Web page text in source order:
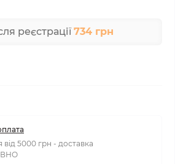
реєстрації 734 грн
5000 грн - доставка